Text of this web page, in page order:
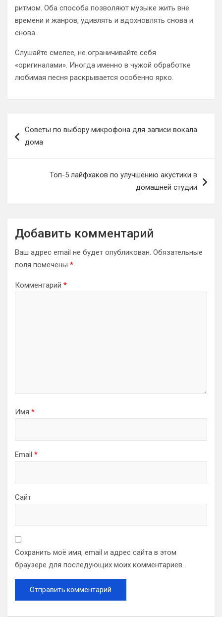
ритмом. Оба способа позволяют музыке жить вне
времени и жанров, удивлять и вдохновлять снова и
снова.
Слушайте смелее, не ограничивайте себя
«оригиналами». Иногда именно в чужой обработке
любимая песня раскрывается особенно ярко.
по
Советы по выбору микрофона для записи вокала
дома
Топ-5 лайфхаков по улучшению акустики в
домашней студии
Добавить комментарий
Ваш адрес email не будет опубликован. Обязательные
поля помечены *
Комментарий *
Имя *
Email *
Сайт
Сохранить моё имя, email и адрес сайта в этом
браузере для последующих моих комментариев.